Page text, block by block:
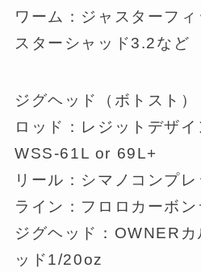
ワーム：ジャスターフ
スターシャッド3.2など
ジグヘッド（ボトスト）
ロッド：レジットデザ
WSS-61L or 69L+
リール：シマノコンプ
ライン：フロロカーボ
ジグヘッド：OWNER
ッド1/20oz